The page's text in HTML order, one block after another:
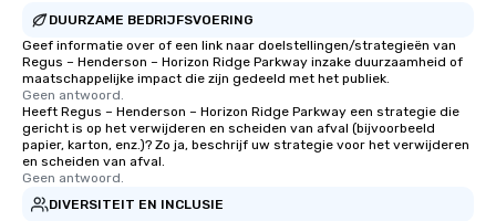
DUURZAME BEDRIJFSVOERING
Geef informatie over of een link naar doelstellingen/strategieën van
Regus – Henderson – Horizon Ridge Parkway inzake duurzaamheid of
maatschappelijke impact die zijn gedeeld met het publiek.
Geen antwoord.
Heeft Regus – Henderson – Horizon Ridge Parkway een strategie die
gericht is op het verwijderen en scheiden van afval (bijvoorbeeld
papier, karton, enz.)? Zo ja, beschrijf uw strategie voor het verwijderen
en scheiden van afval.
Geen antwoord.
DIVERSITEIT EN INCLUSIE